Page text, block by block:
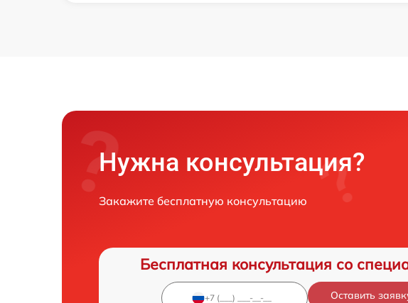
Нужна консультация?
Закажите бесплатную консультацию
Бесплатная консультация со
Оставить